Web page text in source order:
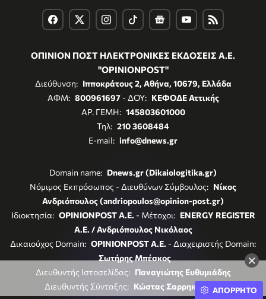
×
ΟΠΙΝΙΟΝ ΠΟΣΤ ΗΛΕΚΤΡΟΝΙΚΕΣ ΕΚΔΟΣΕΙΣ Α.Ε.
"OPINIONPOST"
Διεύθυνση: Ιπποκράτους 2, Αθήνα, 10679, Ελλάδα
ΑΦΜ: 800961697- ΔΟΥ: ΚΕΦΟΔΕ Αττικής
ΑΡ. ΓΕΜΗ: 145803601000
Τηλ: 210 3608484
E-mail: info@dnews.gr
Domain name: Dnews.gr (Dikaiologitika.gr)
Νόμιμος Εκπρόσωπος - Διευθύνων Σύμβουλος: Νίκος
Ανδριόπουλος (andriopoulos@opinion-post.gr)
Ιδιοκτησία: OPINIONPOST A.E. - Μέτοχοι: ENERGY REGISTER
Α.Ε. / Ανδριόπουλος Νικόλαος
Δικαιούχος Domain: OPINIONPOST A.E. - Διαχειριστής Domain:
Σωτήρης Μπέσκος
Διευθυντής Ιστοσελίδας: Παναγιώτης Ευθυμιάδης
Διευθυντής Σύνταξης: Κώστας ΣαρρηκώσταςΑΠΟΡΡΗΤΟ